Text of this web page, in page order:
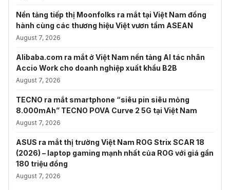
Nền tảng tiếp thị Moonfolks ra mắt tại Việt Nam đồng
hành cùng các thương hiệu Việt vươn tầm ASEAN
August 7, 2026
Alibaba.com ra mắt ở Việt Nam nền tảng AI tác nhân
Accio Work cho doanh nghiệp xuất khẩu B2B
August 7, 2026
TECNO ra mắt smartphone “siêu pin siêu mỏng
8.000mAh” TECNO POVA Curve 2 5G tại Việt Nam
August 7, 2026
ASUS ra mắt thị trường Việt Nam ROG Strix SCAR 18
(2026) – laptop gaming mạnh nhất của ROG với giá gần
180 triệu đồng
August 7, 2026